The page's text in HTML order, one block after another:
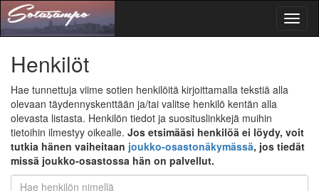
Henkilöt
Hae tunnettuja viime sotien henkilöitä kirjoittamalla tekstiä alla
olevaan täydennyskenttään ja/tai valitse henkilö kentän alla
olevasta listasta. Henkilön tiedot ja suosituslinkkejä muihin
tietoihin ilmestyy oikealle. Jos etsimääsi henkilöä ei löydy, voit
tutkia hänen vaiheitaan joukko-osastonäkymässä, jos tiedät
missä joukko-osastossa hän on palvellut.